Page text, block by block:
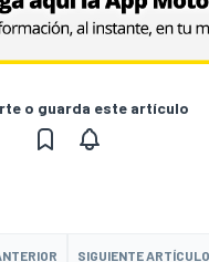
o guarda este artículo
SIGUIENTE ARTÍCULO